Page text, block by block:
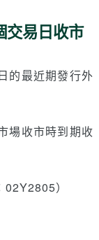
交易日收市
的最近期發行外
場收市時到期收
）